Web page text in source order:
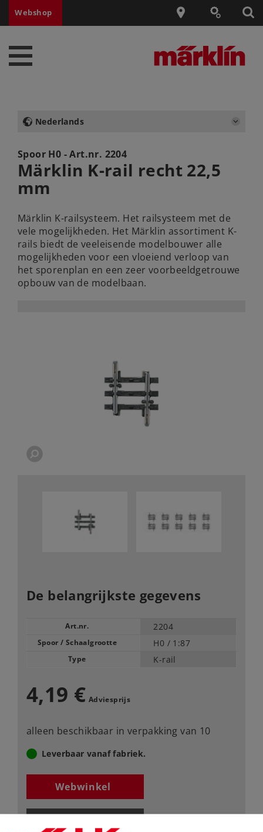
Webshop
Nederlands
Spoor H0 - Art.nr. 2204
Märklin K-rail recht 22,5
mm
Märklin K-railsysteem. Het railsysteem met de
vele mogelijkheden. Het Märklin assortiment K-
rails biedt de veeleisende modelbouwer alle
mogelijkheden voor een vloeiend verloop van
het sporenplan en een zeer voorbeeldgetrouwe
opbouw van de modelbaan.
De belangrijkste gegevens
Art.nr. 2204
Spoor / Schaalgrootte H0 / 1:87
Type K-rail
4,19 € Adviesprijs
alleen beschikbaar in verpakking van 10
Leverbaar vanaf fabriek.
Webwinkel